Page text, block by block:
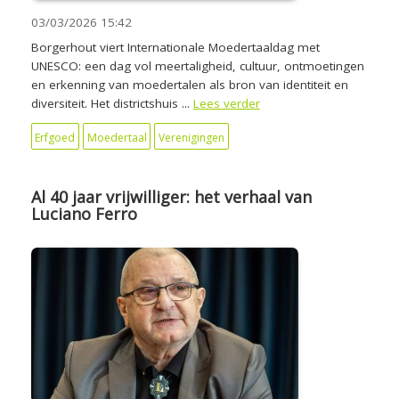
03/03/2026 15:42
Borgerhout viert Internationale Moedertaaldag met
UNESCO: een dag vol meertaligheid, cultuur, ontmoetingen
en erkenning van moedertalen als bron van identiteit en
diversiteit. Het districtshuis ... Lees verder
Erfgoed Moedertaal Verenigingen
Al 40 jaar vrijwilliger: het verhaal van
Luciano Ferro